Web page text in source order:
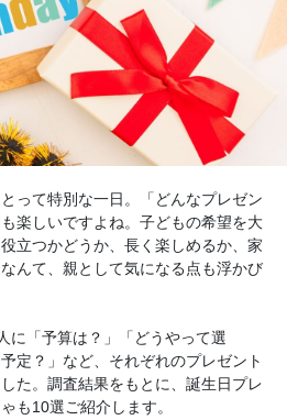
って特別な一日。「どんなプレゼン
楽しいですよね。子どもの希望を大
立つかどうか、長く楽しめるか、家
んて、親として気になる点も浮かび
に「予算は？」「どうやって選
定？」など、それぞれのプレゼント
た。調査結果をもとに、誕生日プレ
も10選ご紹介します。